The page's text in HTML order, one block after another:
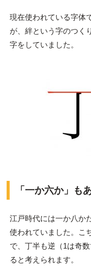
現在使われている字体
が、絆という字のつく
字をしていました。
「一か六か」も
江戸時代には一か八か
使われていました。こ
で、丁半も逆（1は奇
ると考えられます。